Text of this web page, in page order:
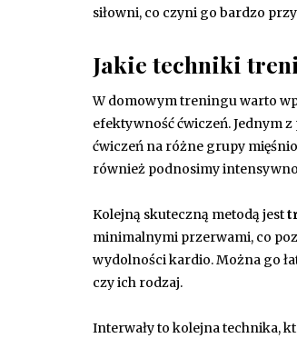
siłowni, co czyni go bardzo
Jakie techniki
W domowym treningu warto
efektywność ćwiczeń. Jednym
ćwiczeń na różne grupy
również podnosimy
Kolejną skuteczną metodą jest
minimalnymi przerwami, co
wydolności kardio. Można go
czy ich rodzaj.
Interwały to kolejna technika,